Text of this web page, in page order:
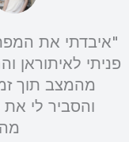
"איבדתי את
פניתי לאיתוראן
מהמצב תוך
והסביר לי